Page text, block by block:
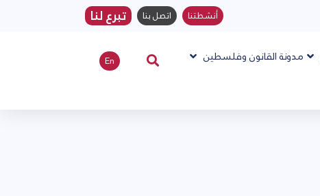
أنشطتنا اتصل بنا تبرع لنا
مدونة القانون وفلسطين En